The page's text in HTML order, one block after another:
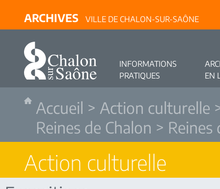
ARCHIVES VILLE DE CHALON-SUR-SAÔNE
INFORMATIONS
PRATIQUES
EN
Accueil > Action culturelle
Reines de Chalon > Reines
Action culturelle